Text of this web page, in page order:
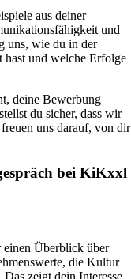
aus deiner
und
uns, wie du in der
hast und welche Erfolge
deine Bewerbung
du sicher, dass wir
uns darauf, von dir
bei KiKxxl
Überblick über
die Kultur
zeigt dein Interesse